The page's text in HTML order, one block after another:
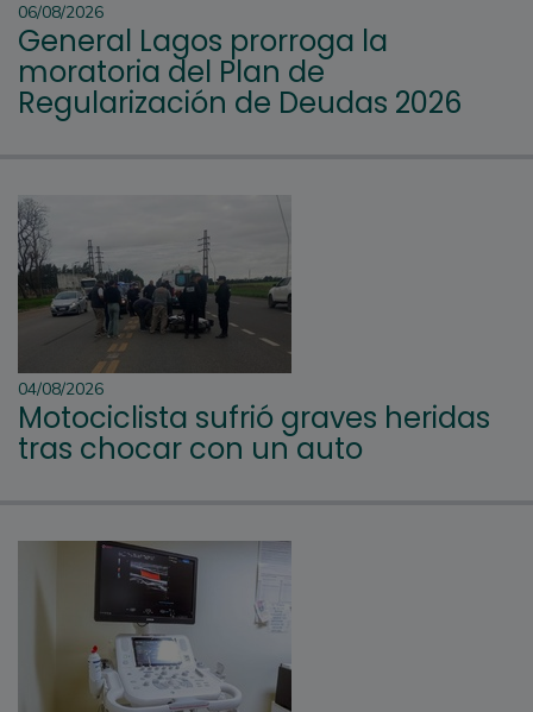
06/08/2026
General Lagos prorroga la
moratoria del Plan de
Regularización de Deudas 2026
04/08/2026
Motociclista sufrió graves heridas
tras chocar con un auto